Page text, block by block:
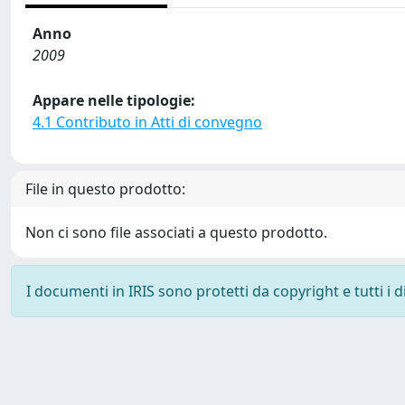
Anno
2009
Appare nelle tipologie:
4.1 Contributo in Atti di convegno
File in questo prodotto:
Non ci sono file associati a questo prodotto.
I documenti in IRIS sono protetti da copyright e tutti i